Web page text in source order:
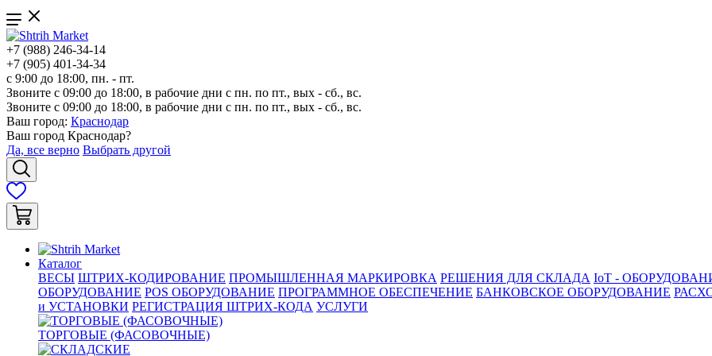
+7 (988) 246-34-14
+7 (905) 401-34-34
с 9:00 до 18:00, пн. - пт.
Звоните с 09:00 до 18:00, в рабочие дни с пн. по пт., вых - сб., вс.
Звоните с 09:00 до 18:00, в рабочие дни с пн. по пт., вых - сб., вс.
Ваш город: Краснодар
Ваш город Краснодар?
Да, все верно Выбрать другой
Каталог
ВЕСЫ ШТРИХ-КОДИРОВАНИЕ ПРОМЫШЛЕННАЯ МАРКИРОВКА РЕШЕНИЯ ДЛЯ СКЛАДА IoT -
ОБОРУДОВАНИЕ POS ОБОРУДОВАНИЕ ПРОГРАММНОЕ ОБЕСПЕЧЕНИЕ БАНКОВСКОЕ ОБОРУДОВАНИЕ
и УСТАНОВКИ РЕГИСТРАЦИЯ ШТРИХ-КОДА УСЛУГИ
ТОРГОВЫЕ (ФАСОВОЧНЫЕ)